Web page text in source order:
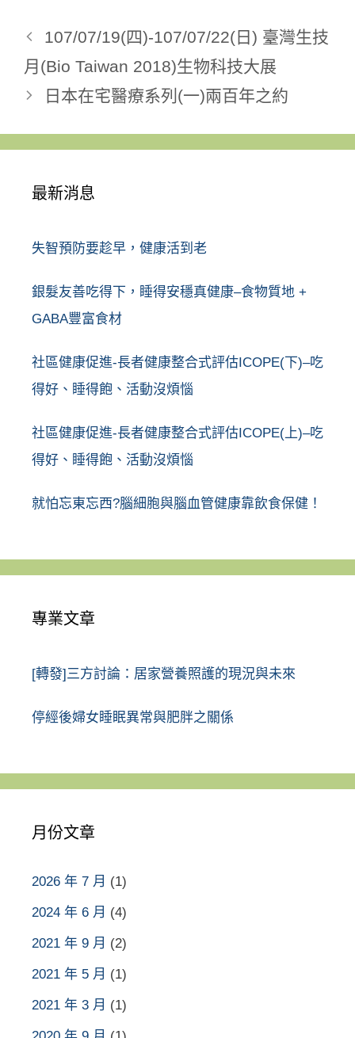
107/07/19(四)-107/07/22(日) 臺灣生技
月(Bio Taiwan 2018)生物科技大展
日本在宅醫療系列(一)兩百年之約
最新消息
失智預防要趁早，健康活到老
銀髮友善吃得下，睡得安穩真健康–食物質地 +
GABA豐富食材
社區健康促進-長者健康整合式評估ICOPE(下)–吃
得好、睡得飽、活動沒煩惱
社區健康促進-長者健康整合式評估ICOPE(上)–吃
得好、睡得飽、活動沒煩惱
就怕忘東忘西?腦細胞與腦血管健康靠飲食保健！
專業文章
[轉發]三方討論：居家營養照護的現況與未來
停經後婦女睡眠異常與肥胖之關係
月份文章
2026 年 7 月 (1)
2024 年 6 月 (4)
2021 年 9 月 (2)
2021 年 5 月 (1)
2021 年 3 月 (1)